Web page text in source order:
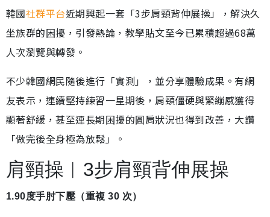
韓國社群平台近期興起一套「3步肩頸背伸展操」，解決久
坐族群的困擾，引發熱論，教學貼文至今已累積超過68萬
人次瀏覽與轉發。
不少韓國網民隨後進行「實測」，並分享體驗成果。有網
友表示，連續堅持練習一星期後，肩頸僵硬與緊繃感獲得
顯著舒緩，甚至連長期困擾的圓肩狀況也得到改善，大讚
「做完後全身極為放鬆」。
肩頸操︱3步肩頸背伸展操
1.90度手肘下壓（重複 30 次）